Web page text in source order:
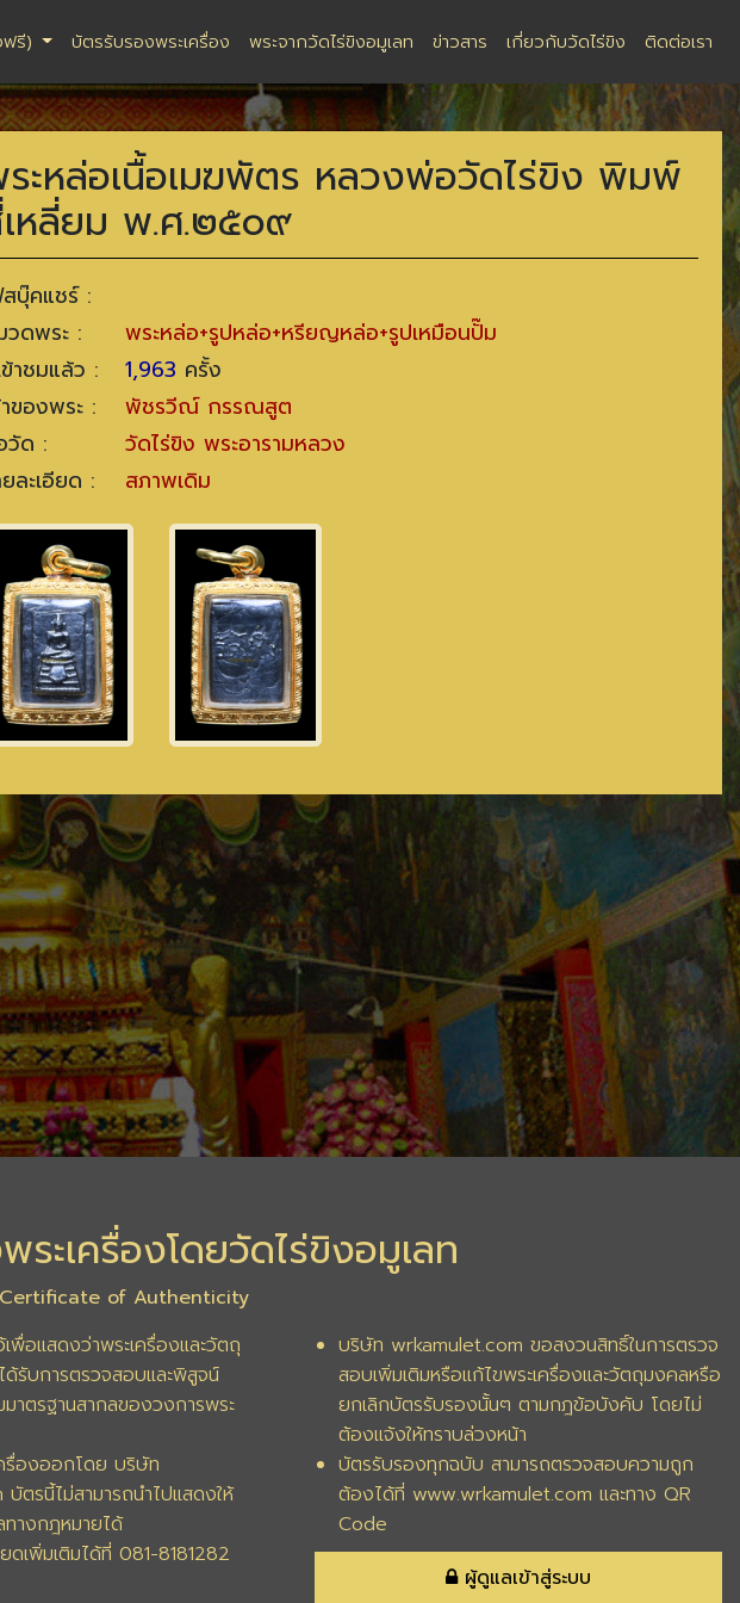
ฟรี) บัตรรับรองพระเครื่อง พระจากวัดไร่ขิงอมูเลท ข่าวสาร เกี่ยวกับวัดไร่ขิง ติดต่อเรา
ะหล่อเนื้อเมฆพัตร หลวงพ่อวัดไร่ขิง พิมพ์
หลี่ยม พ.ศ.๒๕๐๙
สบุ๊คแชร์ :
วดพระ :
พระหล่อ+รูปหล่อ+หรียญหล่อ+รูปเหมือนปั๊ม
ข้าชมแล้ว :
1,963 ครั้ง
าของพระ :
พัชรวีณ์ กรรณสูต
วัด :
วัดไร่ขิง พระอารามหลวง
ละเอียด :
สภาพเดิม
ะเครื่องโดยวัดไร่ขิงอมูเลท
Certificate of Authenticity
พื่อแสดงว่าพระเครื่องและวัตถุ
ด้รับการตรวจสอบและพิสูจน์
าตรฐานสากลของวงการพระ
รื่องออกโดย บริษัท
ตรนี้ไม่สามารถนำไปแสดงให้
ทางกฎหมายได้
ดเพิ่มเติมได้ที่ 081-8181282
บริษัท wrkamulet.com ขอสงวนสิทธิ์ในการตรวจ
สอบเพิ่มเติมหรือแก้ไขพระเครื่องและวัตถุมงคลหรือ
ยกเลิกบัตรรับรองนั้นๆ ตามกฎข้อบังคับ โดยไม่
ต้องแจ้งให้ทราบล่วงหน้า
บัตรรับรองทุกฉบับ สามารถตรวจสอบความถูก
ต้องได้ที่ www.wrkamulet.com และทาง QR
Code
ผู้ดูแลเข้าสู่ระบบ